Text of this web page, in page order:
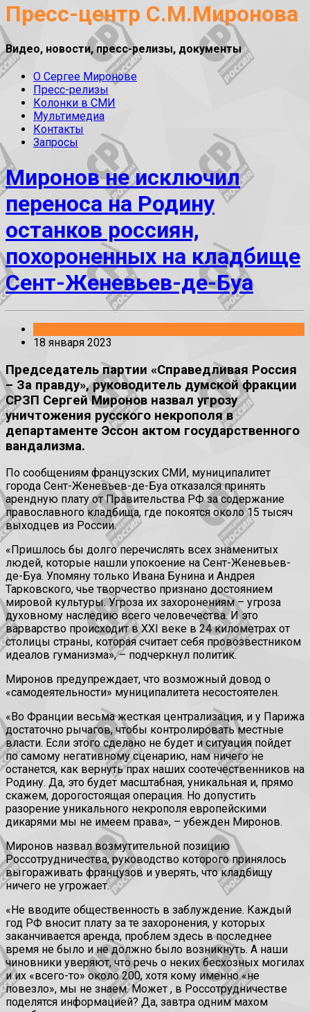
Пресс-центр С.М.Миронова
Видео, новости, пресс-релизы, документы
О Сергее Миронове
Пресс-релизы
Колонки в СМИ
Мультимедиа
Контакты
Запросы
Миронов не исключил
переноса на Родину
останков россиян,
похороненных на кладбище
Сент-Женевьев-де-Буа
18 января 2023
Председатель партии «Справедливая Россия
– За правду», руководитель думской фракции
СРЗП Сергей Миронов назвал угрозу
уничтожения русского некрополя в
департаменте Эссон актом государственного
вандализма.
По сообщениям французских СМИ, муниципалитет
города Сент-Женевьев-де-Буа отказался принять
арендную плату от Правительства РФ за содержание
православного кладбища, где покоятся около 15 тысяч
выходцев из России.
«Пришлось бы долго перечислять всех знаменитых
людей, которые нашли упокоение на Сент-Женевьев-
де-Буа. Упомяну только Ивана Бунина и Андрея
Тарковского, чье творчество признано достоянием
мировой культуры. Угроза их захоронениям – угроза
духовному наследию всего человечества. И это
варварство происходит в XXI веке в 24 километрах от
столицы страны, которая считает себя провозвестником
идеалов гуманизма», – подчеркнул политик.
Миронов предупреждает, что возможный довод о
«самодеятельности» муниципалитета несостоятелен.
«Во Франции весьма жесткая централизация, и у Парижа
достаточно рычагов, чтобы контролировать местные
власти. Если этого сделано не будет и ситуация пойдет
по самому негативному сценарию, нам ничего не
останется, как вернуть прах наших соотечественников на
Родину. Да, это будет масштабная, уникальная и, прямо
скажем, дорогостоящая операция. Но допустить
разорение уникального некрополя европейскими
дикарями мы не имеем права», – убежден Миронов.
Миронов назвал возмутительной позицию
Россотрудничества, руководство которого принялось
выгораживать французов и уверять, что кладбищу
ничего не угрожает.
«Не вводите общественность в заблуждение. Каждый
год РФ вносит плату за те захоронения, у которых
заканчивается аренда, проблем здесь в последнее
время не было и не должно было возникнуть. А наши
чиновники уверяют, что речь о неких бесхозных могилах
и их «всего-то» около 200, хотя кому именно «не
повезло», мы не знаем. Может , в Россотрудничестве
поделятся информацией? Да, завтра одним махом